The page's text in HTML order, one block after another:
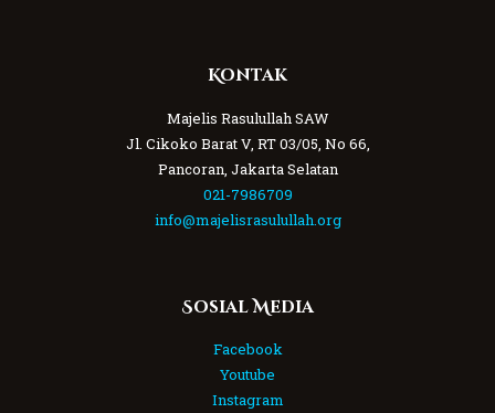
Kontak
Majelis Rasulullah SAW
Jl. Cikoko Barat V, RT 03/05, No 66,
Pancoran, Jakarta Selatan
021-7986709
info@majelisrasulullah.org
Sosial Media
Facebook
Youtube
Instagram